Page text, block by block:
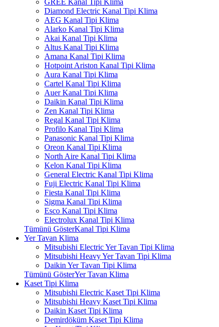
GREE Kanal Tipi Klima
Diamond Electric Kanal Tipi Klima
AEG Kanal Tipi Klima
Alarko Kanal Tipi Klima
Akai Kanal Tipi Klima
Altus Kanal Tipi Klima
Amana Kanal Tipi Klima
Hotpoint Ariston Kanal Tipi Klima
Aura Kanal Tipi Klima
Cartel Kanal Tipi Klima
Auer Kanal Tipi Klima
Daikin Kanal Tipi Klima
Zen Kanal Tipi Klima
Regal Kanal Tipi Klima
Profilo Kanal Tipi Klima
Panasonic Kanal Tipi Klima
Oreon Kanal Tipi Klima
North Aire Kanal Tipi Klima
Kelon Kanal Tipi Klima
General Electric Kanal Tipi Klima
Fuji Electric Kanal Tipi Klima
Fiesta Kanal Tipi Klima
Sigma Kanal Tipi Klima
Esco Kanal Tipi Klima
Electrolux Kanal Tipi Klima
Tümünü GösterKanal Tipi Klima
Yer Tavan Klima
Mitsubishi Electric Yer Tavan Tipi Klima
Mitsubishi Heavy Yer Tavan Tipi Klima
Daikin Yer Tavan Tipi Klima
Tümünü GösterYer Tavan Klima
Kaset Tipi Klima
Mitsubishi Electric Kaset Tipi Klima
Mitsubishi Heavy Kaset Tipi Klima
Daikin Kaset Tipi Klima
Demirdöküm Kaset Tipi Klima